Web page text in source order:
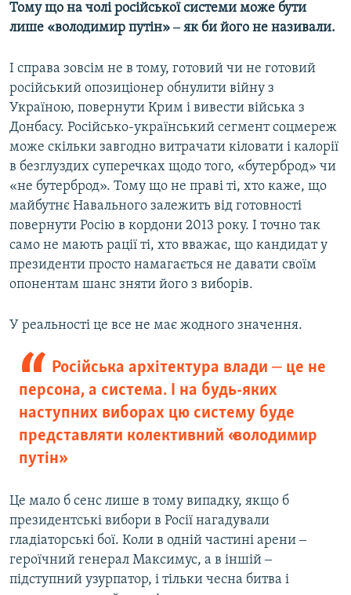
Тому що на чолі російської системи може бути
лише «володимир путін» ‒ як би його не називали.
І справа зовсім не в тому, готовий чи не готовий
російський опозиціонер обнулити війну з
Україною, повернути Крим і вивести війська з
Донбасу. Російсько-український сегмент соцмереж
може скільки завгодно витрачати кіловати і калорії
в безглуздих суперечках щодо того, «бутерброд» чи
«не бутерброд». Тому що не праві ті, хто каже, що
майбутнє Навального залежить від готовності
повернути Росію в кордони 2013 року. І точно так
само не мають рації ті, хто вважає, що кандидат у
президенти просто намагається не давати своїм
опонентам шанс зняти його з виборів.
У реальності це все не має жодного значення.
Російська архітектура влади ‒ це не
персона, а система. І на будь-яких
наступних виборах цю систему буде
представляти колективний «володимир
путін»
Це мало б сенс лише в тому випадку, якщо б
президентські вибори в Росії нагадували
гладіаторські бої. Коли в одній частині арени ‒
героїчний генерал Максимус, а в іншій ‒
підступний узурпатор, і тільки чесна битва і